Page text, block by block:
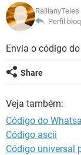
GUIA DE COMPRAS
INSTAGRAM
GUIA DE COMPRAS
CELULAR
OUTLOOK
INSTAGRAM
JOGOS
CELULAR
OUTLOOK
INSTAGRAM
GLOSSÁRIO
JOGOS
INSTAGRAM
GUIA DE COMPRAS
RaillanyTeles
Perfil
Envia o código
Share
Veja também:
Código do
Código ascii
Código universal